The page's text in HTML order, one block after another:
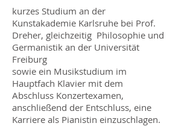
kurzes Studium an der
Kunstakademie Karlsruhe bei Prof.
Dreher, gleichzeitig Philosophie und
Germanistik an der Universität
Freiburg
sowie ein Musikstudium im
Hauptfach Klavier mit dem
Abschluss Konzertexamen,
anschließend der Entschluss, eine
Karriere als Pianistin einzuschlagen.